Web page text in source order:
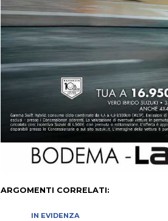
ARGOMENTI CORRELATI:
IN EVIDENZA